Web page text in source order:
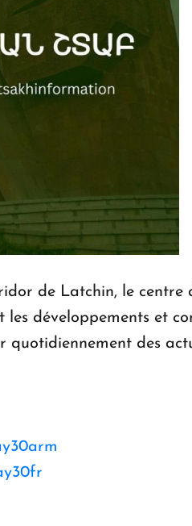
de Latchin, le
développements et
des